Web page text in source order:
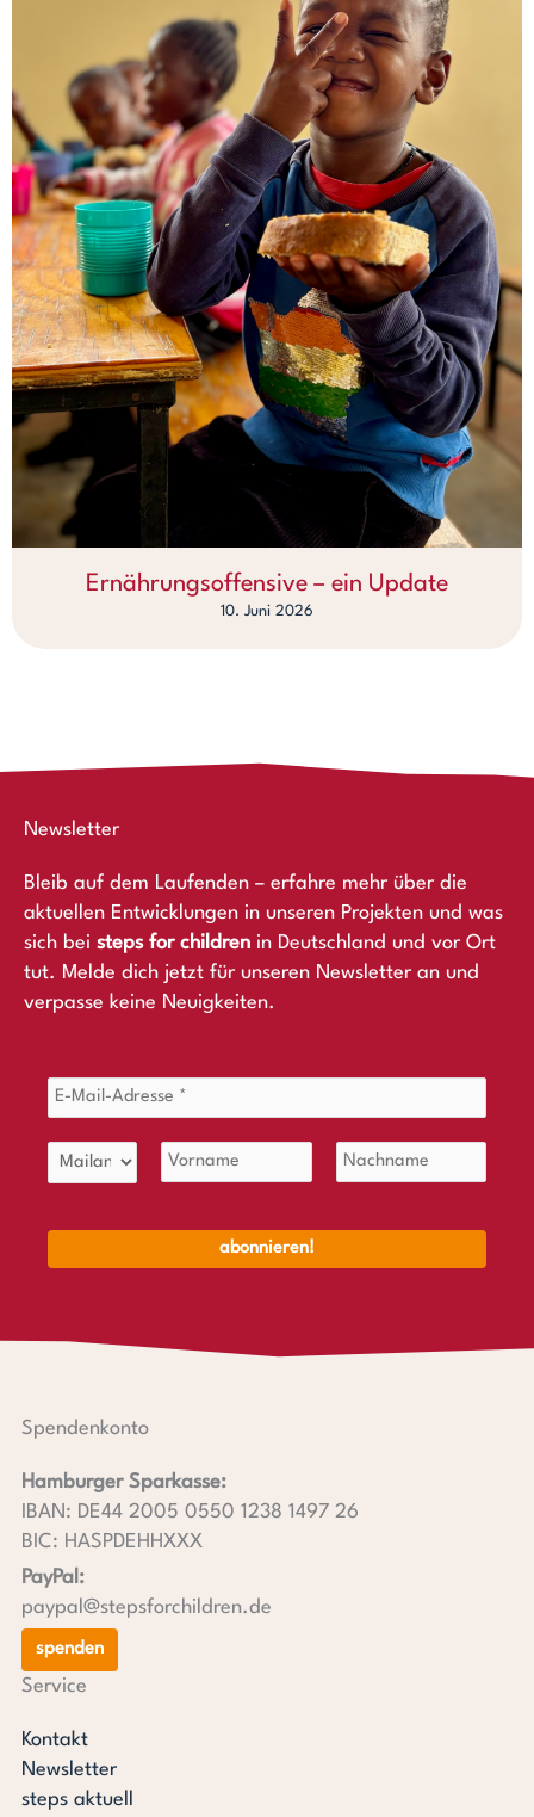
Ernährungsoffensive – ein Update
10. Juni 2026
Newsletter
Bleib auf dem Laufenden – erfahre mehr über die
aktuellen Entwicklungen in unseren Projekten und was
sich bei steps for children in Deutschland und vor Ort
tut. Melde dich jetzt für unseren Newsletter an und
verpasse keine Neuigkeiten.
Spendenkonto
Hamburger Sparkasse:
IBAN: DE44 2005 0550 1238 1497 26
BIC: HASPDEHHXXX
PayPal:
paypal@stepsforchildren.de
spenden
Service
Kontakt
Newsletter
steps aktuell